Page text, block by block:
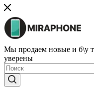
Мы продаем новые и б\у
уверены